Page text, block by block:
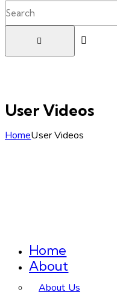
Search
User Videos
HomeUser Videos
Home
About
About Us